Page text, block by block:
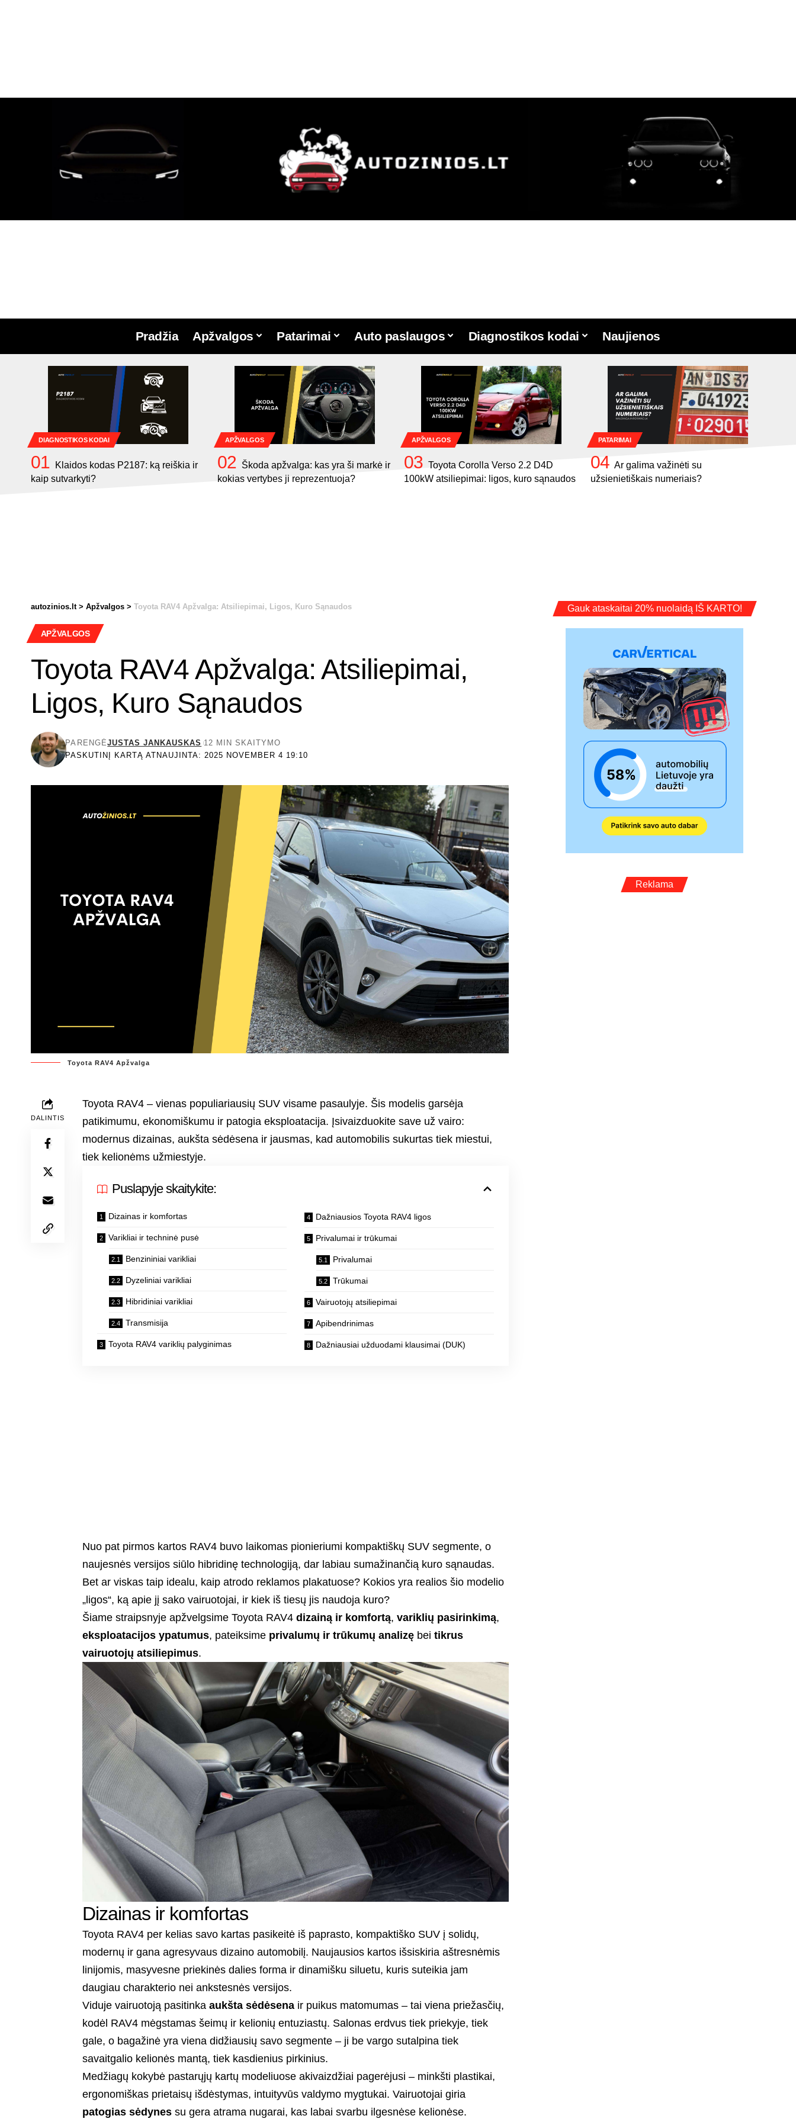
Pradžia Apžvalgos Patarimai Auto paslaugos Diagnostikos kodai Naujienos
DIAGNOSTIKOS KODAI
Klaidos kodas P2187: ką reiškia ir
kaip sutvarkyti?
APŽVALGOS
Škoda apžvalga: kas yra ši markė ir
kokias vertybes ji reprezentuoja?
APŽVALGOS
Toyota Corolla Verso 2.2 D4D
100kW atsiliepimai: ligos, kuro sąnaudos
PATARIMAI
Ar galima važinėti su
užsienietiškais numeriais?
autozinios.lt> Apžvalgos > Toyota RAV4 Apžvalga: Atsiliepimai, Ligos, Kuro Sąnaudos
APŽVALGOS
Toyota RAV4 Apžvalga: Atsiliepimai,
Ligos, Kuro Sąnaudos
PASKUTINĮ KARTĄ ATNAUJINTA: 2025 NOVEMBER 4 19:10
PARENGĖJUSTAS JANKAUSKAS 12 MIN SKAITYMO
Toyota RAV4 Apžvalga
DALINTIS
Toyota RAV4 – vienas populiariausių SUV visame pasaulyje. Šis modelis garsėja
patikimumu, ekonomiškumu ir patogia eksploatacija. Įsivaizduokite save už vairo:
modernus dizainas, aukšta sėdėsena ir jausmas, kad automobilis sukurtas tiek miestui,
tiek kelionėms užmiestyje.
Puslapyje skaitykite:
Dizainas ir komfortas
Varikliai ir techninė pusė
Benzininiai varikliai
Dyzeliniai varikliai
Hibridiniai varikliai
Transmisija
Toyota RAV4 variklių palyginimas
Dažniausios Toyota RAV4 ligos
Privalumai ir trūkumai
Privalumai
Trūkumai
Vairuotojų atsiliepimai
Apibendrinimas
Dažniausiai užduodami klausimai (DUK)
Nuo pat pirmos kartos RAV4 buvo laikomas pionieriumi kompaktiškų SUV segmente, o
naujesnės versijos siūlo hibridinę technologiją, dar labiau sumažinančią kuro sąnaudas.
Bet ar viskas taip idealu, kaip atrodo reklamos plakatuose? Kokios yra realios šio modelio
„ligos“, ką apie jį sako vairuotojai, ir kiek iš tiesų jis naudoja kuro?
Šiame straipsnyje apžvelgsime Toyota RAV4dizainą ir komfortą,variklių pasirinkimą,
eksploatacijos ypatumus, pateiksime privalumų ir trūkumų analizę beitikrus
vairuotojų atsiliepimus.
Dizainas ir komfortas
Toyota RAV4 per kelias savo kartas pasikeitė iš paprasto, kompaktiško SUV į solidų,
modernų ir gana agresyvaus dizaino automobilį. Naujausios kartos išsiskiria aštresnėmis
linijomis, masyvesne priekinės dalies forma ir dinamišku siluetu, kuris suteikia jam
daugiau charakterio nei ankstesnės versijos.
Viduje vairuotoją pasitinkaaukšta sėdėsena ir puikus matomumas – tai viena priežasčių,
kodėl RAV4 mėgstamas šeimų ir kelionių entuziastų. Salonas erdvus tiek priekyje, tiek
gale, o bagažinė yra viena didžiausių savo segmente – ji be vargo sutalpina tiek
savaitgalio kelionės mantą, tiek kasdienius pirkinius.
Medžiagų kokybė pastarųjų kartų modeliuose akivaizdžiai pagerėjusi – minkšti plastikai,
ergonomiškas prietaisų išdėstymas, intuityvūs valdymo mygtukai. Vairuotojai giria
patogias sėdynes su gera atrama nugarai, kas labai svarbu ilgesnėse kelionėse.
Gauk ataskaitai 20% nuolaidą IŠ KARTO!
Reklama